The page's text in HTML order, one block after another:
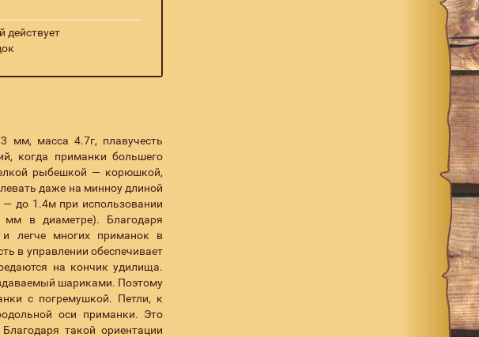
действует
мм, масса 4.7г, плавучесть
когда приманки большего
рыбешкой — корюшкой,
даже на минноу длиной
— до 1.4м при использовании
мм в диаметре). Благодаря
и легче многих приманок в
в управлении обеспечивает
на кончик удилища.
шариками. Поэтому
с погремушкой. Петли, к
оси приманки. Это
такой ориентации